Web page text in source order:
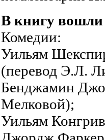
В книгу вошли
Комедии:
Уильям
(перевод Э.Л.
Бенджамин
Мелковой);
Уильям